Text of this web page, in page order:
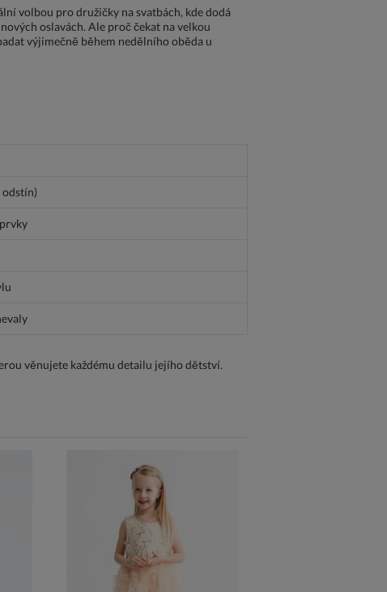
volbou pro družičky na svatbách, kde dodá
oslavách. Ale proč čekat na velkou
výjimečně během nedělního oběda u
odstín)
věnujete každému detailu jejího dětství.